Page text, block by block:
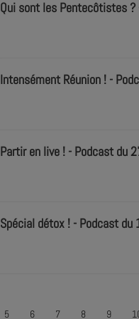
Qui sont les Pentecôtistes
Intensément Réunion ! -
Partir en live ! - Podcast du
Spécial détox ! - Podcast
5 6 7 8 9